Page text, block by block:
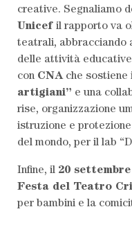
creative. Segnaliamo
Unicef il rapporto va
teatrali, abbracciando
delle attività
con CNAche sostiene
artigiani” e una
rise, organizzazione
istruzione e
del mondo, per il lab
Infine, il 20 settembre
Festa del Teatro
per bambini e la